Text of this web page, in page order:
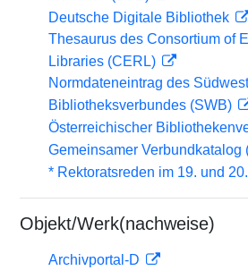
Deutsche Digitale Bibliothek
Thesaurus des Consortium of
Libraries (CERL)
Normdateneintrag des
Bibliotheksverbundes (SWB)
Österreichischer
Gemeinsamer Verbundkatalog
* Rektoratsreden im 19. und
Objekt/Werk(nachweise)
Archivportal-D